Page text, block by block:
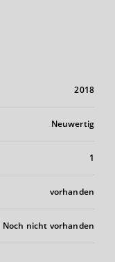
2018
Neuwertig
1
vorhanden
Noch nicht vorhanden